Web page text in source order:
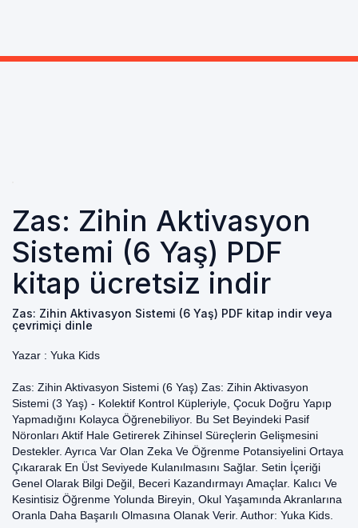
Zas: Zihin Aktivasyon
Sistemi (6 Yaş) PDF
kitap ücretsiz indir
Zas: Zihin Aktivasyon Sistemi (6 Yaş) PDF kitap indir veya
çevrimiçi dinle
Yazar : Yuka Kids
Zas: Zihin Aktivasyon Sistemi (6 Yaş) Zas: Zihin Aktivasyon
Sistemi (3 Yaş) - Kolektif Kontrol Küpleriyle, Çocuk Doğru Yapıp
Yapmadığını Kolayca Öğrenebiliyor. Bu Set Beyindeki Pasif
Nöronları Aktif Hale Getirerek Zihinsel Süreçlerin Gelişmesini
Destekler. Ayrıca Var Olan Zeka Ve Öğrenme Potansiyelini Ortaya
Çıkararak En Üst Seviyede Kulanılmasını Sağlar. Setin İçeriği
Genel Olarak Bilgi Değil, Beceri Kazandırmayı Amaçlar. Kalıcı Ve
Kesintisiz Öğrenme Yolunda Bireyin, Okul Yaşamında Akranlarına
Oranla Daha Başarılı Olmasına Olanak Verir. Author: Yuka Kids.